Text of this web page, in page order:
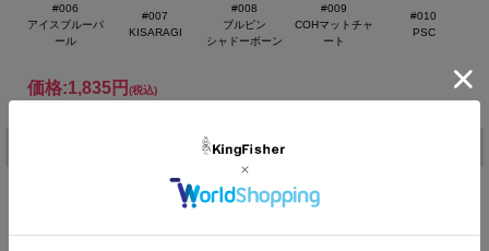
なヘッド形状！
超スローピッチゆらぎアクションで浮遊系ベイトを狙うシーバス
細身のリップレスフローティングミノー「RECTER」がギュ！
RECTERならではの水面直下で発生する「スローピッチゆらぎ
アクション」と絶妙な浮遊感でスピードの遅いベイトを捕食する
シーバスを魅了します。
#006
アイスブルーパ
ール
#007
KISARAGI
#008
ブルピン
シャドーボーン
#009
COHマットチャ
ート
#010
PSC
価格:1,835円 (税込)